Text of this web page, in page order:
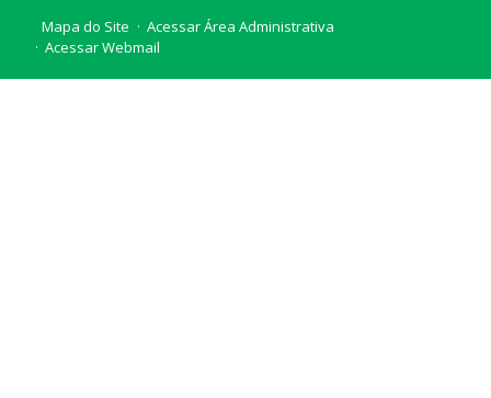
Mapa do Site
Acessar Área Administrativa
Acessar Webmail